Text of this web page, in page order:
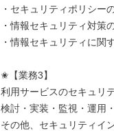
・セキュリティポリシー
・情報セキュリティ対策
・情報セキュリティに関
✬【業務3】
利用サービスのセキュリ
検討・実装・監視・運用・
その他、セキュリティイ